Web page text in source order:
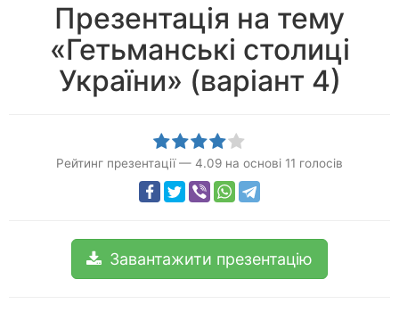
Презентація на тему
«Гетьманські столиці
України» (варіант 4)
Рейтинг презентації — 4.09 на основі 11 голосів
Завантажити презентацію